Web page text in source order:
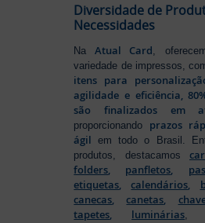
Diversidade de
Necessidades
NaAtual Card,
variedade de impressos,
itens para
agilidade e eficiência,
são finalizados em
proporcionando prazos
ágil em todo o Brasil.
produtos, destacamos
folders, panfletos,
etiquetas,calendários,
canecas,canetas,
tapetes, luminárias,